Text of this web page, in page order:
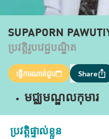
SUPAPORN
ប្រវត្តិរូបវេជ្ជបណ្ឌិត
ធ្វើការណាត់ជួប Share
មជ្ឈមណ្ឌលកុមារ
ប្រវត្តិផ្ទាល់ខ្លួន